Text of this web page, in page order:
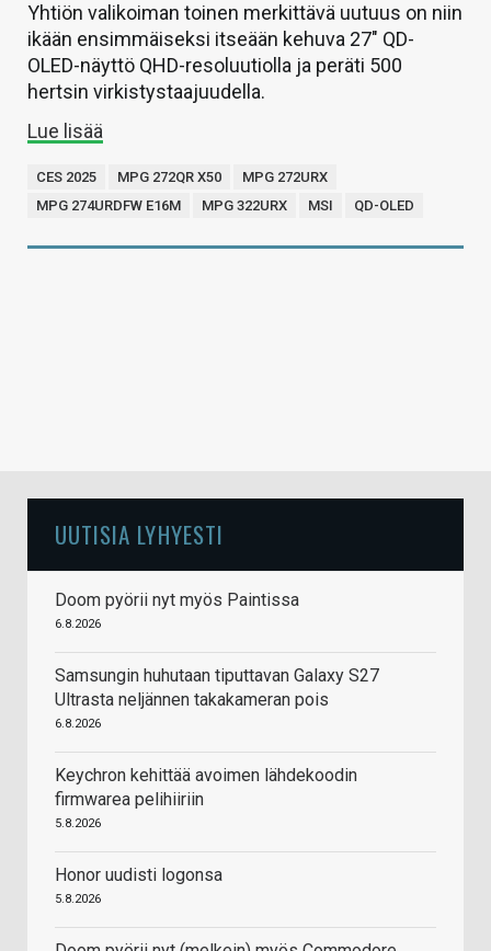
Yhtiön valikoiman toinen merkittävä uutuus on niin
ikään ensimmäiseksi itseään kehuva 27″ QD-
OLED-näyttö QHD-resoluutiolla ja peräti 500
hertsin virkistystaajuudella.
Lue lisää
CES 2025 MPG 272QR X50
MPG 272URX
MPG 274URDFW E16M
MPG 322URX MSI QD-OLED
UUTISIA LYHYESTI
Doom pyörii nyt myös Paintissa
6.8.2026
Samsungin huhutaan tiputtavan Galaxy S27
Ultrasta neljännen takakameran pois
6.8.2026
Keychron kehittää avoimen lähdekoodin
firmwarea pelihiiriin
5.8.2026
Honor uudisti logonsa
5.8.2026